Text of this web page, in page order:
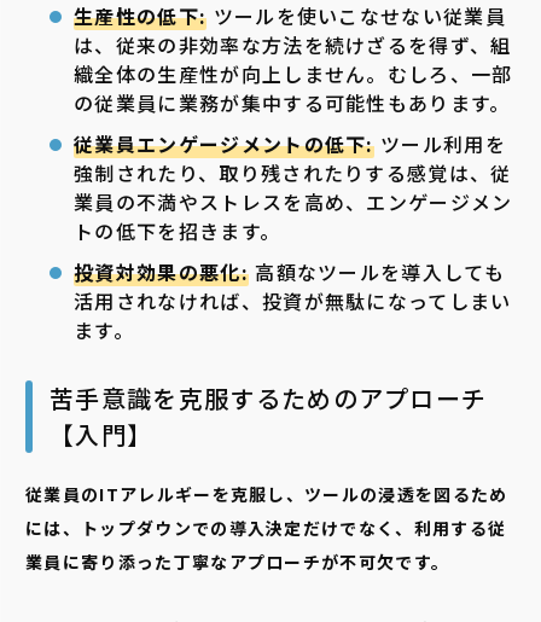
生産性の低下: ツールを使いこなせない従業員
は、従来の非効率な方法を続けざるを得ず、組
織全体の生産性が向上しません。むしろ、一部
の従業員に業務が集中する可能性もあります。
従業員エンゲージメントの低下:ツール利用を
強制されたり、取り残されたりする感覚は、従
業員の不満やストレスを高め、エンゲージメン
トの低下を招きます。
投資対効果の悪化:高額なツールを導入しても
活用されなければ、投資が無駄になってしまい
ます。
苦手意識を克服するためのアプローチ
【入門】
従業員のITアレルギーを克服し、ツールの浸透を図るため
には、トップダウンでの導入決定だけでなく、利用する従
業員に寄り添った丁寧なアプローチが不可欠です。